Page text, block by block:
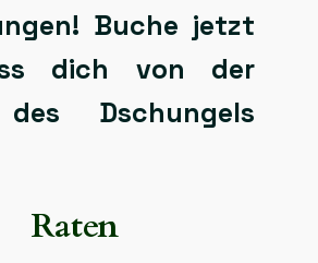
Buche jetzt
dich von der
Dschungels
Raten